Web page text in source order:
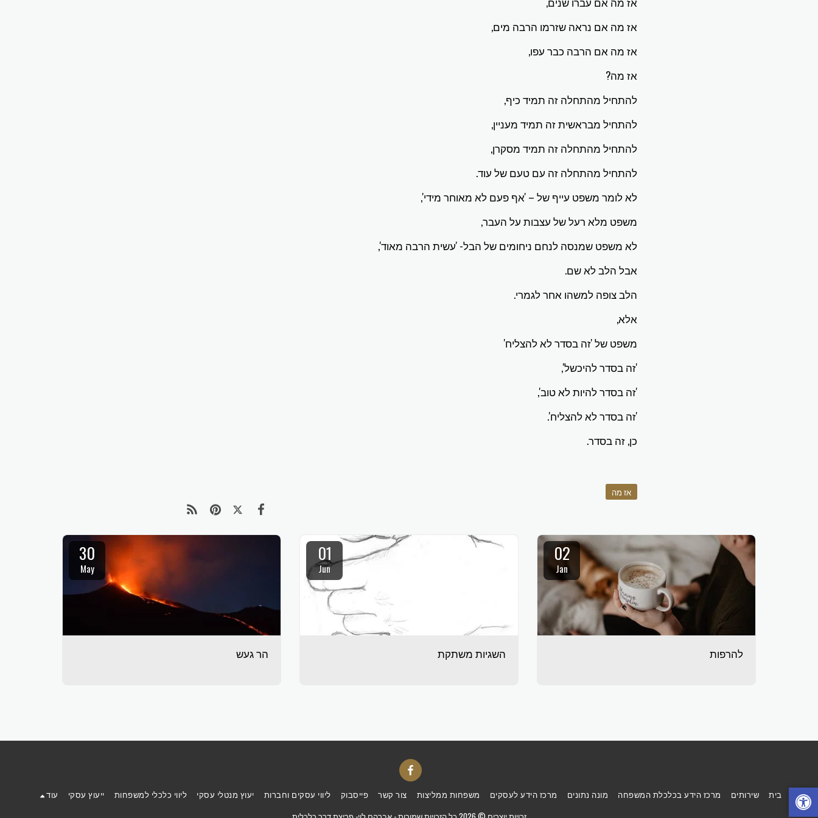
אז מה אם נראה שזרמו הרבה מים,
אז מה אם הרבה כבר עפו,
אז מה?
להתחיל מהתחלה זה תמיד כיף,
להתחיל מבראשית זה תמיד מעניין,
להתחיל מהתחלה זה תמיד מסקרן,
להתחיל מהתחלה זה עם טעם של עוד.
לא לומר משפט עייף של – 'אף פעם לא מאוחר מידי',
משפט מלא רעל של עצבות על העבר,
לא משפט שמנסה לנחם ניחומים של הבל- 'עשית הרבה מאוד',
אבל הלב לא שם.
הלב צופה למשהו אחר לגמרי.
אלא,
משפט של 'זה בסדר לא להצליח'
'זה בסדר להיכשל',
'זה בסדר להיות לא טוב',
'זה בסדר לא להצליח'.
כן, זה בסדר.
אז מה
02
Jan
להרפות
01
Jun
השגיות משתקת
30
May
הר געש
בית שירותים מרכז הידע בכלכלת המשפחה מונה נתונים מרכז הידע לעסקים משפחות ממליצות צור קשר פייסבוק ליווי עסקים וחברות יעוץ מנטלי עסקי ליווי כלכלי למשפחות ייעוץ עסקי
עוד